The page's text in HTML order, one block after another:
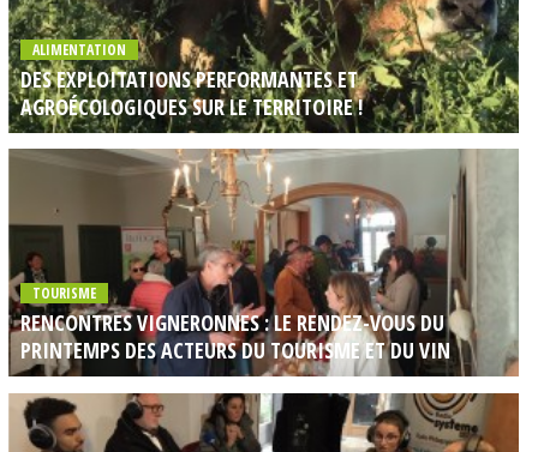
ALIMENTATION
DES EXPLOITATIONS PERFORMANTES ET
AGROÉCOLOGIQUES SUR LE TERRITOIRE !
TOURISME
RENCONTRES VIGNERONNES : LE RENDEZ-VOUS DU
PRINTEMPS DES ACTEURS DU TOURISME ET DU VIN